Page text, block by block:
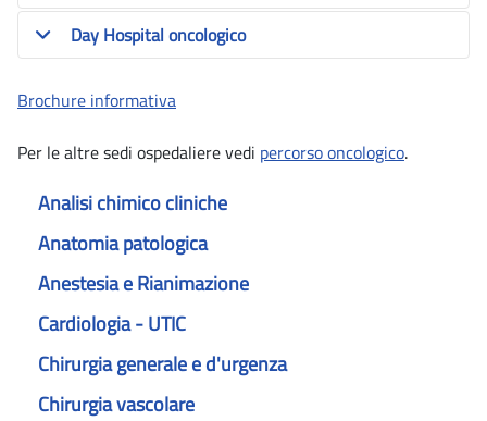
Analisi chimico cliniche
Anatomia patologica
Anestesia e Rianimazione
Cardiologia - UTIC
Chirurgia generale e d'urgenza
Chirurgia vascolare
Day Hospital oncologico
Brochure informativa
Per le altre sedi ospedaliere vedi percorso oncologico.